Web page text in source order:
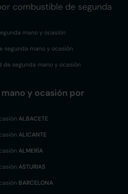
combustible de segunda
mano y ocasión
segunda mano y ocasión
de segunda mano y ocasión
y ocasión por
ALBACETE
ALICANTE
ALMERÍA
ASTURIAS
BARCELONA